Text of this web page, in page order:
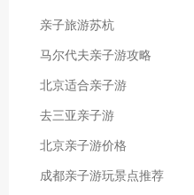
亲子旅游苏杭
马尔代夫亲子游攻略
北京适合亲子游
去三亚亲子游
北京亲子游价格
成都亲子游玩景点推荐